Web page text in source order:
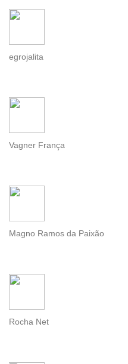
egrojalita
Vagner França
Magno Ramos da Paixão
Rocha Net